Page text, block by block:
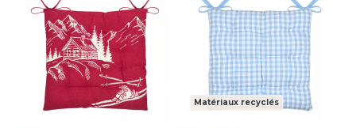
Matériaux recyclés